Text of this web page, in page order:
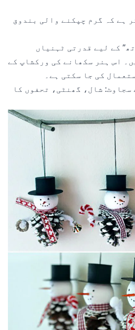
ہے کہ گرم چپکنے والی بندوق
کے لیے قدرتی ٹہنیاں
اس ہنر سکھانے کی ورکشاپ کے
کی جا سکتی ہے۔
سجاوٹ: شال، گھنٹی، تحفوں کا